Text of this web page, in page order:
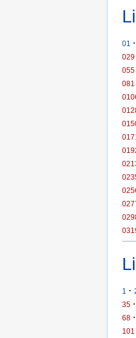
01 ·
029
055
081
1 ·
35 ·
68 ·
101